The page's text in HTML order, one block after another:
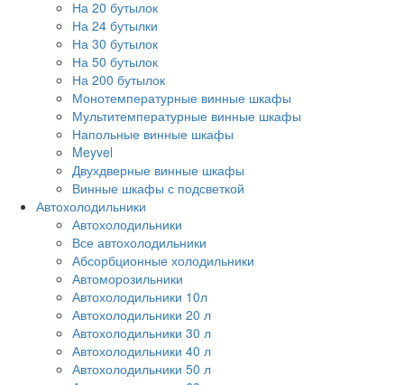
На 20 бутылок
На 24 бутылки
На 30 бутылок
На 50 бутылок
На 200 бутылок
Монотемпературные винные шкафы
Мультитемпературные винные шкафы
Напольные винные шкафы
Meyvel
Двухдверные винные шкафы
Винные шкафы с подсветкой
Автохолодильники
Автохолодильники
Все автохолодильники
Абсорбционные холодильники
Автоморозильники
Автохолодильники 10л
Автохолодильники 20 л
Автохолодильники 30 л
Автохолодильники 40 л
Автохолодильники 50 л